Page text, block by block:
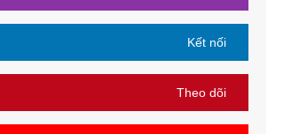
Kết nối
Theo dõi